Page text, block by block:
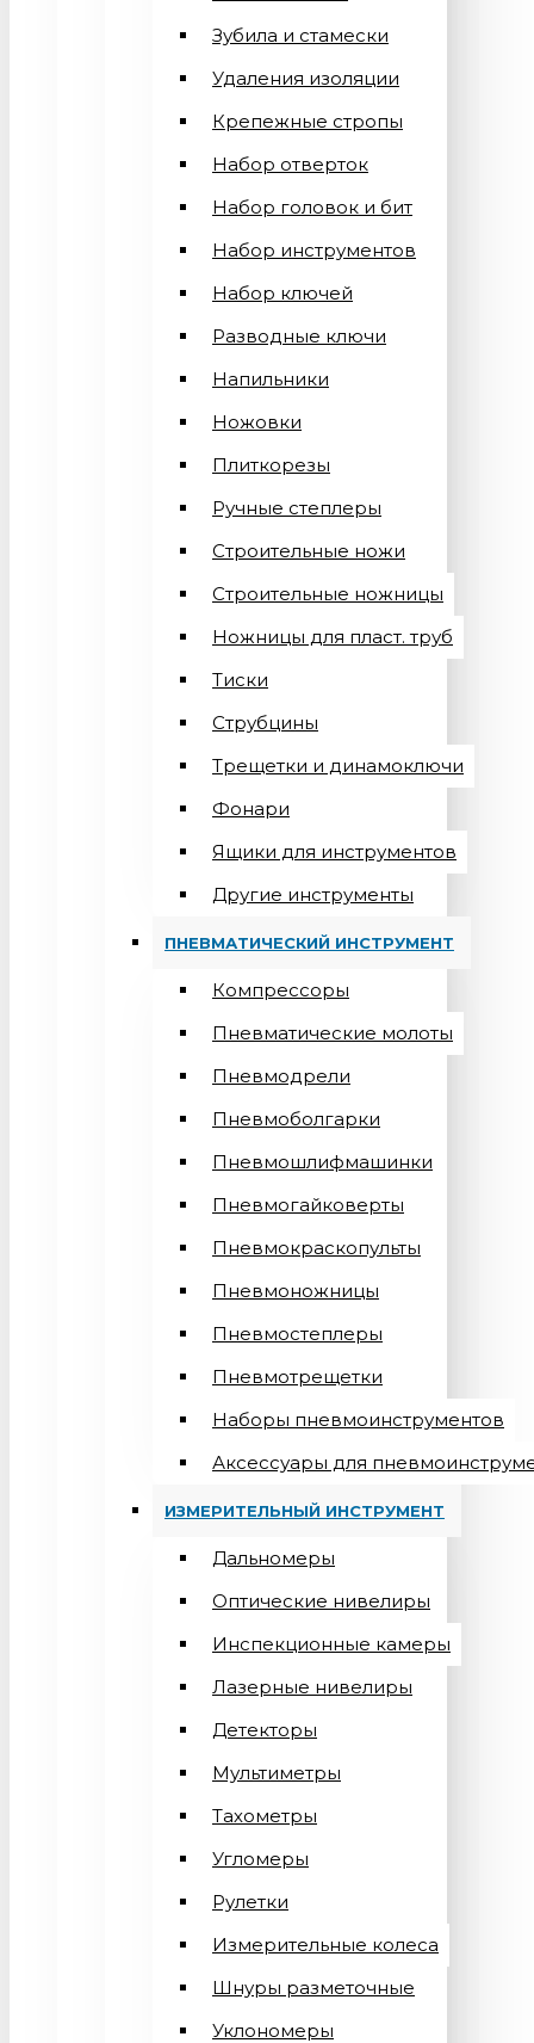
Зубила и стамески
Удаления изоляции
Крепежные стропы
Набор отверток
Набор головок и бит
Набор инструментов
Набор ключей
Разводные ключи
Напильники
Ножовки
Плиткорезы
Ручные степлеры
Строительные ножи
Строительные ножницы
Ножницы для пласт. труб
Тиски
Струбцины
Трещетки и динамоключи
Фонари
Ящики для инструментов
Другие инструменты
ПНЕВМАТИЧЕСКИЙ ИНСТРУМЕНТ
Компрессоры
Пневматические молоты
Пневмодрели
Пневмоболгарки
Пневмошлифмашинки
Пневмогайковерты
Пневмокраскопульты
Пневмоножницы
Пневмостеплеры
Пневмотрещетки
Наборы пневмоинструментов
Аксессуары для
ИЗМЕРИТЕЛЬНЫЙ ИНСТРУМЕНТ
Дальномеры
Оптические нивелиры
Инспекционные камеры
Лазерные нивелиры
Детекторы
Мультиметры
Тахометры
Угломеры
Рулетки
Измерительные колеса
Шнуры разметочные
Уклономеры